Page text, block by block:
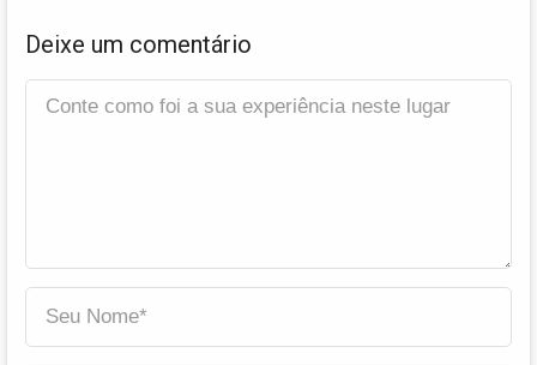
Deixe um comentário